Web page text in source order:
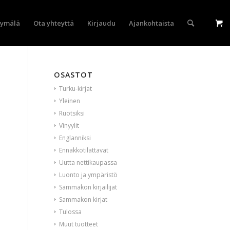
Ota yhteyttä Kirjaudu Ajankohtaista
OSASTOT
Turku-kirjat
Yleinen
Ruotsiksi
Vinyylit
Englanniksi
Ennakkotilattavat
Uutta nettikaupassa
Luonto ja ympäristö
Sammakon kirjailijat
Sammakon kirjat
Tulossa
Muut tuotteet